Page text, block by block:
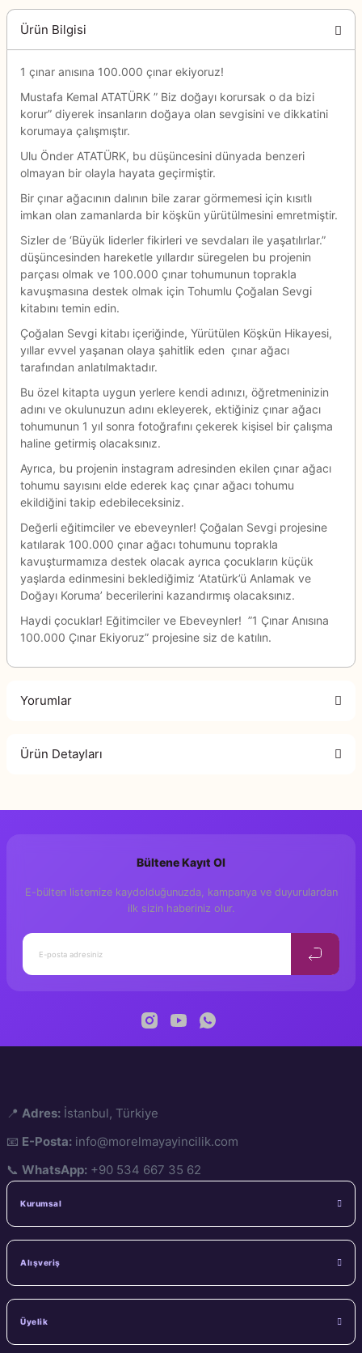
Ürün Bilgisi
1 çınar anısına 100.000 çınar ekiyoruz!
Mustafa Kemal ATATÜRK ” Biz doğayı korursak o da bizi
korur” diyerek insanların doğaya olan sevgisini ve dikkatini
korumaya çalışmıştır.
Ulu Önder ATATÜRK, bu düşüncesini dünyada benzeri
olmayan bir olayla hayata geçirmiştir.
Bir çınar ağacının dalının bile zarar görmemesi için kısıtlı
imkan olan zamanlarda bir köşkün yürütülmesini emretmiştir.
Sizler de ‘Büyük liderler fikirleri ve sevdaları ile yaşatılırlar.”
düşüncesinden hareketle yıllardır süregelen bu projenin
parçası olmak ve 100.000 çınar tohumunun toprakla
kavuşmasına destek olmak için Tohumlu Çoğalan Sevgi
kitabını temin edin.
Çoğalan Sevgi kitabı içeriğinde, Yürütülen Köşkün Hikayesi,
yıllar evvel yaşanan olaya şahitlik eden çınar ağacı
tarafından anlatılmaktadır.
Bu özel kitapta uygun yerlere kendi adınızı, öğretmeninizin
adını ve okulunuzun adını ekleyerek, ektiğiniz çınar ağacı
tohumunun 1 yıl sonra fotoğrafını çekerek kişisel bir çalışma
haline getirmiş olacaksınız.
Ayrıca, bu projenin instagram adresinden ekilen çınar ağacı
tohumu sayısını elde ederek kaç çınar ağacı tohumu
ekildiğini takip edebileceksiniz.
Değerli eğitimciler ve ebeveynler! Çoğalan Sevgi projesine
katılarak 100.000 çınar ağacı tohumunu toprakla
kavuşturmamıza destek olacak ayrıca çocukların küçük
yaşlarda edinmesini beklediğimiz ‘Atatürk’ü Anlamak ve
Doğayı Koruma’ becerilerini kazandırmış olacaksınız.
Haydi çocuklar! Eğitimciler ve Ebeveynler! ”1 Çınar Anısına
100.000 Çınar Ekiyoruz” projesine siz de katılın.
Yorumlar
Ürün Detayları
Bültene Kayıt Ol
E-bülten listemize kaydolduğunuzda, kampanya ve duyurulardan
ilk sizin haberiniz olur.
📍 Adres: İstanbul, Türkiye
📧 E-Posta: info@morelmayayincilik.com
📞 WhatsApp: +90 534 667 35 62
Kurumsal
Alışveriş
Üyelik